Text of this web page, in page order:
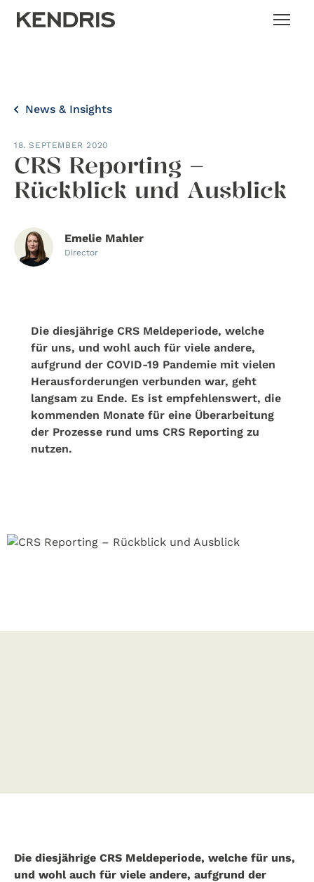
News & Insights
18. SEPTEMBER 2020
CRS Reporting –
Rückblick und Ausblick
Emelie Mahler
Director
Die diesjährige CRS Meldeperiode, welche
für uns, und wohl auch für viele andere,
aufgrund der COVID-19 Pandemie mit vielen
Herausforderungen verbunden war, geht
langsam zu Ende. Es ist empfehlenswert, die
kommenden Monate für eine Überarbeitung
der Prozesse rund ums CRS Reporting zu
nutzen.
Die diesjährige CRS Meldeperiode, welche für uns,
und wohl auch für viele andere, aufgrund der